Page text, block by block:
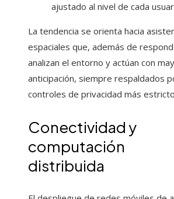
ajustado al nivel de cada
La tendencia se orienta hacia
espaciales que, además de
analizan el entorno y actúan con
anticipación, siempre respaldados
controles de privacidad más
Conectividad y
computación
distribuida